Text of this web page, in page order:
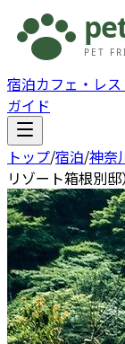
宿泊カフェ・レ
ガイド
トップ/宿泊/神奈
リゾート箱根別邸）